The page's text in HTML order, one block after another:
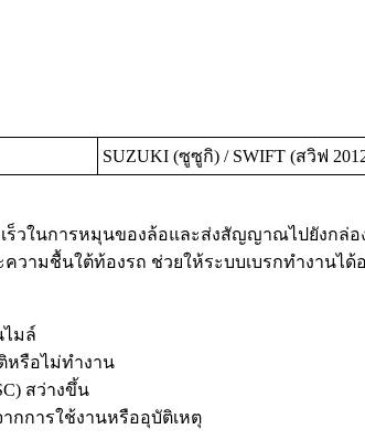
SUZUKI (ซูซูกิ) / SWIFT (สวิฟ
เร็วในการหมุนของล้อและส่งสัญญาณไปยังก
ามชื้นใต้ท้องรถ ช่วยให้ระบบเบรกทำงานไ
ไมล์
หรือไม่ทำงาน
สว่างขึ้น
กการใช้งานหรืออุบัติเหตุ